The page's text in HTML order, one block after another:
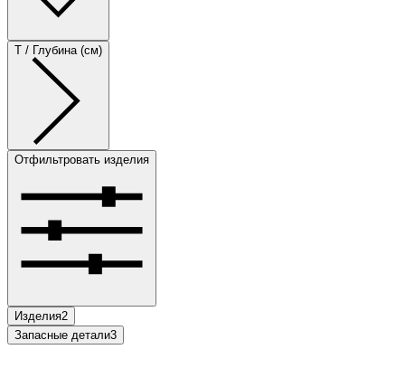
T / Глубина (см)
Отфильтровать изделия
Изделия2
Запасные детали3